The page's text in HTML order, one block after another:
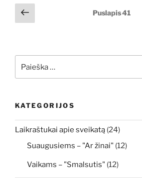
Įrašų
puslapiavimas
Ankstesnis
puslapis
Puslapis41
KATEGORIJOS
Laikraštukai apie sveikatą (24)
Suaugusiems – "Ar žinai" (12)
Vaikams – "Smalsutis" (12)